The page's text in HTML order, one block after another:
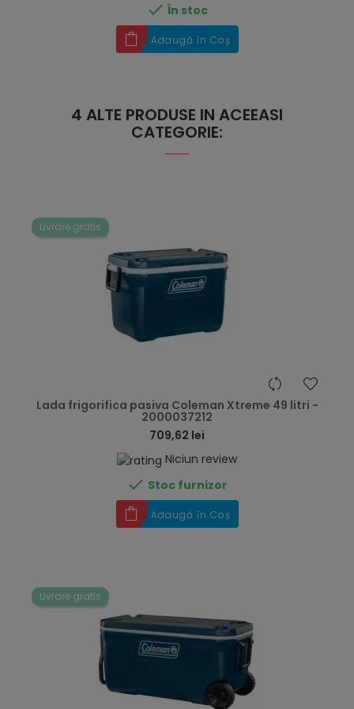
 În stoc
Adaugă în Coș
4 ALTE PRODUSE IN ACEEASI
CATEGORIE:
Livrare gratis
Lada frigorifica pasiva Coleman Xtreme 49 litri -
2000037212
709,62 lei
Niciun review
 Stoc furnizor
Adaugă în Coș
Livrare gratis